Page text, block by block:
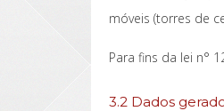
móveis (torres de
Para fins da lei n°
3.2 Dados